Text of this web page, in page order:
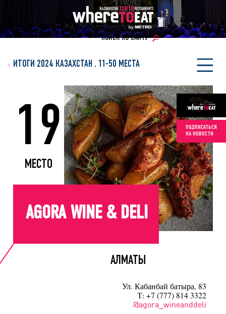
ПОИСК ПО САЙТУ
ПОДПИСАТЬСЯ
НА НОВОСТИ
ИТОГИ 2024 КАЗАХСТАН . 11-50 МЕСТА
19
МЕСТО
AGORA WINE & DELI
АЛМАТЫ
Ул. Кабанбай батыра, 83
Т: +7 (777) 814 3322
@agora_wineanddeli